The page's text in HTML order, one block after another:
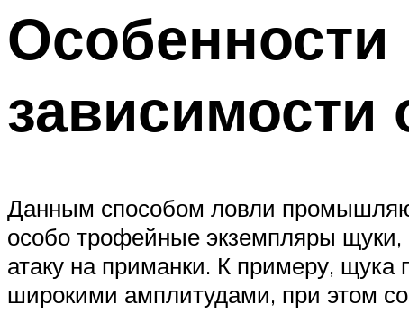
Данным способом ловли
особо трофейные экземпляры
атаку на приманки. К примеру,
широкими амплитудами, при этом